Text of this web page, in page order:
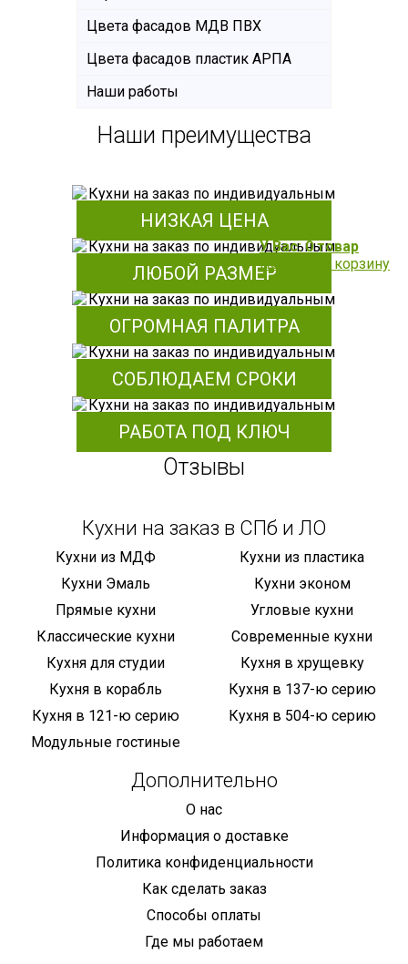
Цвета фасадов МДВ ПВХ
Цвета фасадов пластик АРПА
Наши работы
Наши преимущества
НИЗКАЯ ЦЕНА
ЛЮБОЙ РАЗМЕР
ОГРОМНАЯ ПАЛИТРА
СОБЛЮДАЕМ СРОКИ
РАБОТА ПОД КЛЮЧ
Отзывы
У Вас: 0 товар
Перейти в корзину
Кухни на заказ в СПб и ЛО
Кухни из МДФ
Кухни из пластика
Кухни Эмаль
Кухни эконом
Прямые кухни
Угловые кухни
Классические кухни
Современные кухни
Кухня для студии
Кухня в хрущевку
Кухня в корабль
Кухня в 137-ю серию
Кухня в 121-ю серию
Кухня в 504-ю серию
Модульные гостиные
Дополнительно
О нас
Информация о доставке
Политика конфиденциальности
Как сделать заказ
Способы оплаты
Где мы работаем